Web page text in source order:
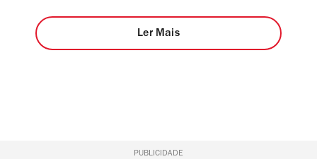
Ler Mais
PUBLICIDADE